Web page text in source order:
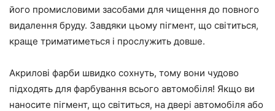
його промисловими засобами для чищення до повного
видалення бруду. Завдяки цьому пігмент, що світиться,
краще триматиметься і прослужить довше.
Акрилові фарби швидко сохнуть, тому вони чудово
підходять для фарбування всього автомобіля! Якщо ви
наносите пігмент, що світиться, на двері автомобіля або